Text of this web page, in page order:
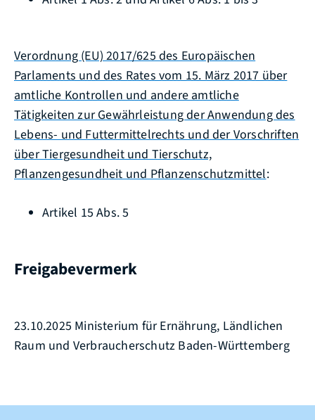
Verordnung (EU) 2017/625 des Europäischen
Parlaments und des Rates vom 15. März 2017 über
amtliche Kontrollen und andere amtliche
Tätigkeiten zur Gewährleistung der Anwendung des
Lebens- und Futtermittelrechts und der Vorschriften
über Tiergesundheit und Tierschutz,
Pflanzengesundheit und Pflanzenschutzmittel:
Artikel 15 Abs. 5
Freigabevermerk
23.10.2025 Ministerium für Ernährung, Ländlichen
Raum und Verbraucherschutz Baden-Württemberg